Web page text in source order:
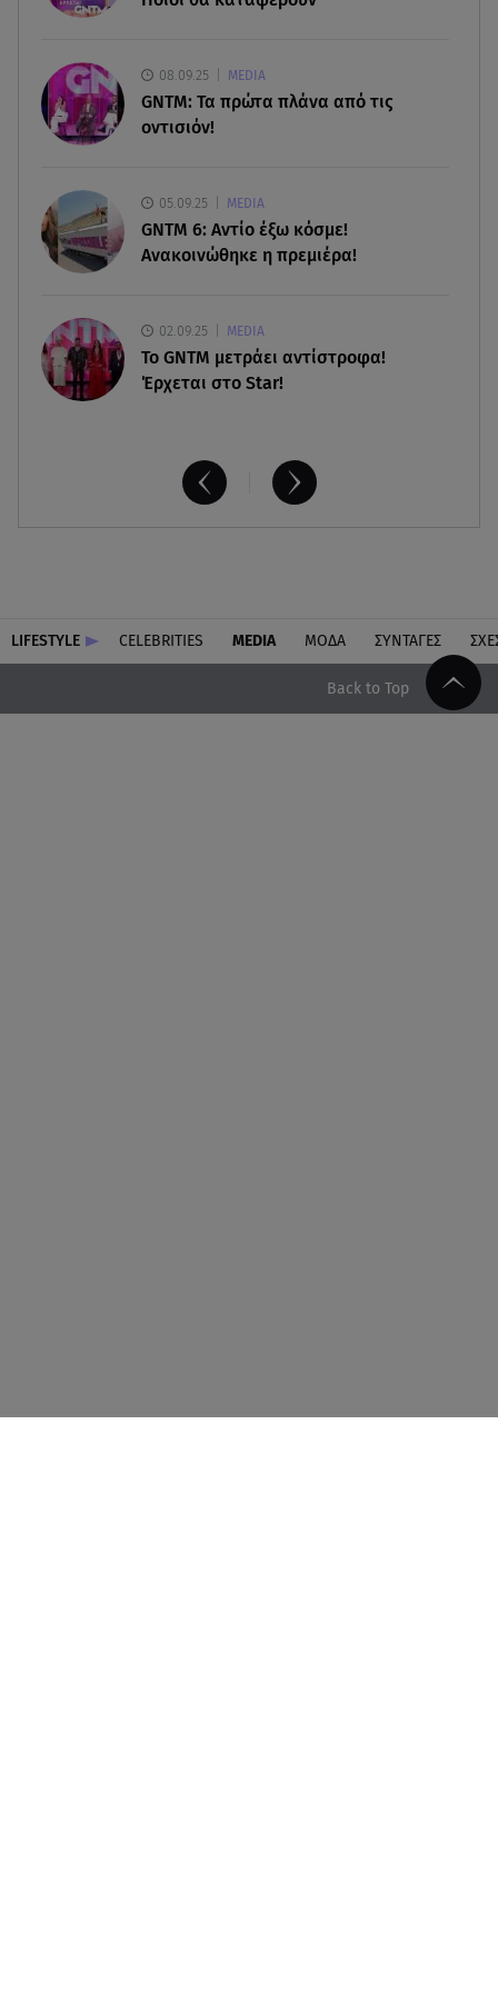
Κηδεία Λάκη Χαλκιά: Συντετριμμένη η σύζυγός
του στο τελευταίο «αντίο»
Παράσχου από το νοσοκομείο
08.09.25 MEDIA
GNTM: Τα πρώτα πλάνα από τις
οντισιόν!
05.09.25 MEDIA
GNTM 6: Αντίο έξω κόσμε!
Ανακοινώθηκε η πρεμιέρα!
02.09.25 MEDIA
Το GNTM μετράει αντίστροφα!
Έρχεται στο Star!
LIFESTYLE CELEBRITIES MEDIA ΜΟΔΑ ΣΥΝΤΑΓΕΣ
Back to Top